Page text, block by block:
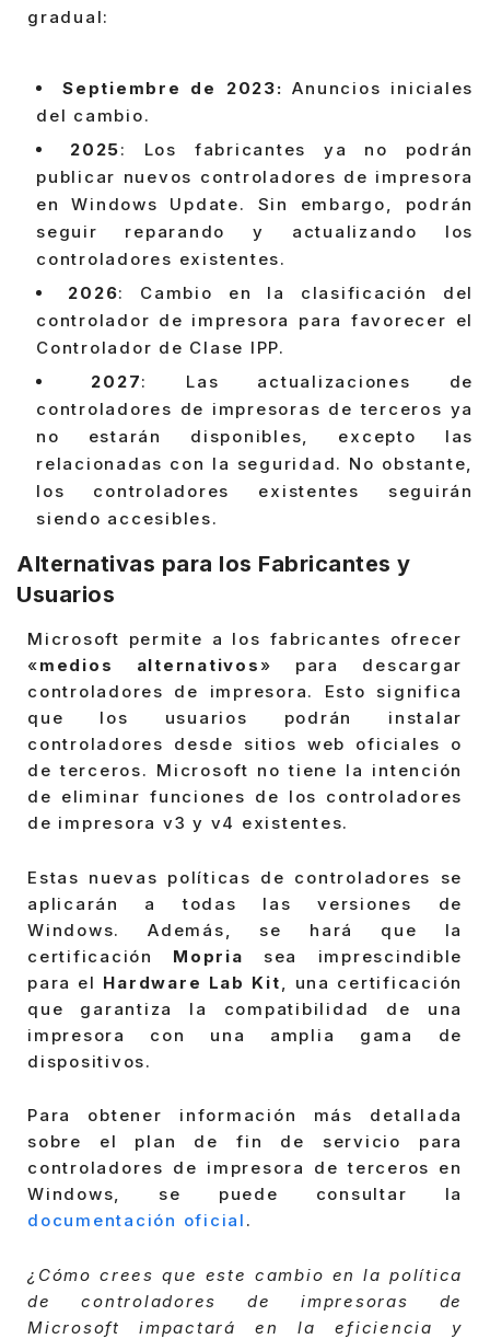
gradual:
Septiembre de 2023: Anuncios iniciales
del cambio.
2025: Los fabricantes ya no podrán
publicar nuevos controladores de impresora
en Windows Update. Sin embargo, podrán
seguir reparando y actualizando los
controladores existentes.
2026: Cambio en la clasificación del
controlador de impresora para favorecer el
Controlador de Clase IPP.
2027: Las actualizaciones de
controladores de impresoras de terceros ya
no estarán disponibles, excepto las
relacionadas con la seguridad. No obstante,
los controladores existentes seguirán
siendo accesibles.
Alternativas para los Fabricantes y
Usuarios
Microsoft permite a los fabricantes ofrecer
«medios alternativos» para descargar
controladores de impresora. Esto significa
que los usuarios podrán instalar
controladores desde sitios web oficiales o
de terceros. Microsoft no tiene la intención
de eliminar funciones de los controladores
de impresora v3 y v4 existentes.
Estas nuevas políticas de controladores se
aplicarán a todas las versiones de
Windows. Además, se hará que la
certificación Mopria sea imprescindible
para el Hardware Lab Kit, una certificación
que garantiza la compatibilidad de una
impresora con una amplia gama de
dispositivos.
Para obtener información más detallada
sobre el plan de fin de servicio para
controladores de impresora de terceros en
Windows, se puede consultar la
documentación oficial .
¿Cómo crees que este cambio en la política
de controladores de impresoras de
Microsoft impactará en la eficiencia y